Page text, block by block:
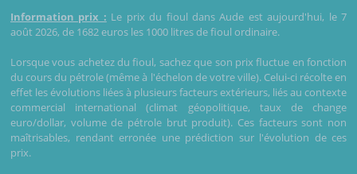
Information prix : Le prix du fioul dans Aude est aujourd'hui, le 7
août 2026, de 1682 euros les 1000 litres de fioul ordinaire.
Lorsque vous achetez du fioul, sachez que son prix fluctue en fonction
du cours du pétrole (même à l'échelon de votre ville). Celui-ci récolte en
effet les évolutions liées à plusieurs facteurs extérieurs, liés au contexte
commercial international (climat géopolitique, taux de change
euro/dollar, volume de pétrole brut produit). Ces facteurs sont non
maîtrisables, rendant erronée une prédiction sur l'évolution de ces
prix.